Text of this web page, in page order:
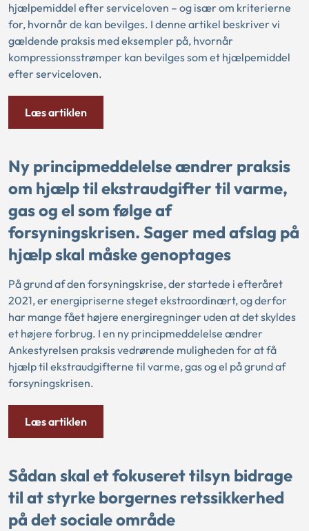
hjælpemiddel efter serviceloven – og især om kriterierne
for, hvornår de kan bevilges. I denne artikel beskriver vi
gældende praksis med eksempler på, hvornår
kompressionsstrømper kan bevilges som et hjælpemiddel
efter serviceloven.
Læs artiklen
Ny principmeddelelse ændrer praksis
om hjælp til ekstraudgifter til varme,
gas og el som følge af
forsyningskrisen. Sager med afslag på
hjælp skal måske genoptages
På grund af den forsyningskrise, der startede i efteråret
2021, er energipriserne steget ekstraordinært, og derfor
har mange fået højere energiregninger uden at det skyldes
et højere forbrug. I en ny principmeddelelse ændrer
Ankestyrelsen praksis vedrørende muligheden for at få
hjælp til ekstraudgifterne til varme, gas og el på grund af
forsyningskrisen.
Læs artiklen
Sådan skal et fokuseret tilsyn bidrage
til at styrke borgernes retssikkerhed
på det sociale område